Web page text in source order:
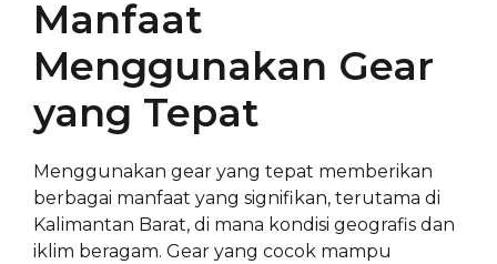
Manfaat
Menggunakan Gear
yang Tepat
Menggunakan gear yang tepat memberikan
berbagai manfaat yang signifikan, terutama di
Kalimantan Barat, di mana kondisi geografis dan
iklim beragam. Gear yang cocok mampu